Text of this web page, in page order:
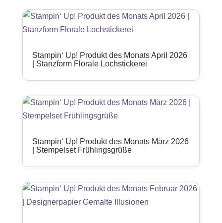
Stampin‘ Up! Produkt des Monats April 2026
| Stanzform Florale Lochstickerei
Stampin‘ Up! Produkt des Monats März 2026
| Stempelset Frühlingsgrüße